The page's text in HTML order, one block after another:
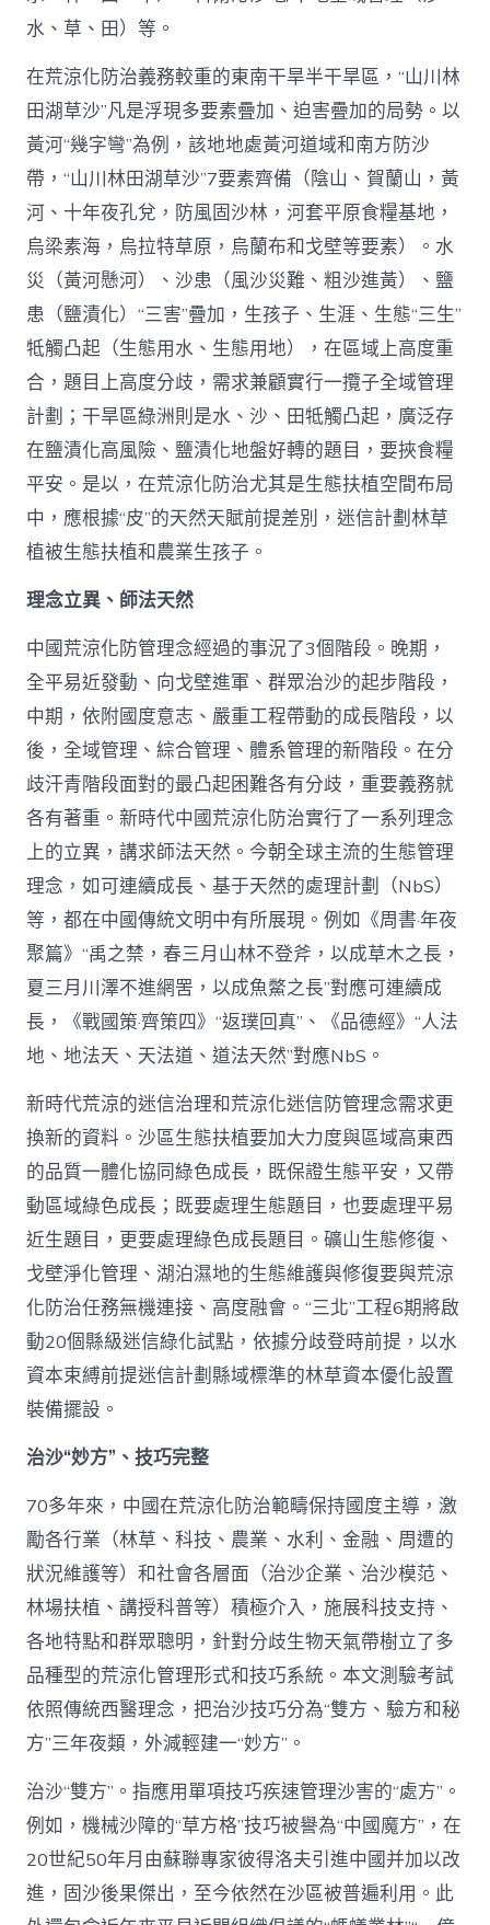
水、草、田）等。
在荒涼化防治義務較重的東南干旱半干旱區，“山川林
田湖草沙”凡是浮現多要素疊加、迫害疊加的局勢。以
黃河“幾字彎”為例，該地地處黃河道域和南方防沙
帶，“山川林田湖草沙”7要素齊備（陰山、賀蘭山，黃
河、十年夜孔兌，防風固沙林，河套平原食糧基地，
烏梁素海，烏拉特草原，烏蘭布和戈壁等要素）。水
災（黃河懸河）、沙患（風沙災難、粗沙進黃）、鹽
患（鹽漬化）“三害”疊加，生孩子、生涯、生態“三生”
牴觸凸起（生態用水、生態用地），在區域上高度重
合，題目上高度分歧，需求兼顧實行一攬子全域管理
計劃；干旱區綠洲則是水、沙、田牴觸凸起，廣泛存
在鹽漬化高風險、鹽漬化地盤好轉的題目，要挾食糧
平安。是以，在荒涼化防治尤其是生態扶植空間布局
中，應根據“皮”的天然天賦前提差別，迷信計劃林草
植被生態扶植和農業生孩子。
理念立異、師法天然
中國荒涼化防管理念經過的事況了3個階段。晚期，
全平易近發動、向戈壁進軍、群眾治沙的起步階段，
中期，依附國度意志、嚴重工程帶動的成長階段，以
後，全域管理、綜合管理、體系管理的新階段。在分
歧汗青階段面對的最凸起困難各有分歧，重要義務就
各有著重。新時代中國荒涼化防治實行了一系列理念
上的立異，講求師法天然。今朝全球主流的生態管理
理念，如可連續成長、基于天然的處理計劃（NbS）
等，都在中國傳統文明中有所展現。例如《周書·年夜
聚篇》“禹之禁，春三月山林不登斧，以成草木之長，
夏三月川澤不進網罟，以成魚鱉之長”對應可連續成
長，《戰國策·齊策四》“返璞回真”、《品德經》“人法
地、地法天、天法道、道法天然”對應NbS。
新時代荒涼的迷信治理和荒涼化迷信防管理念需求更
換新的資料。沙區生態扶植要加大力度與區域高東西
的品質一體化協同綠色成長，既保證生態平安，又帶
動區域綠色成長；既要處理生態題目，也要處理平易
近生題目，更要處理綠色成長題目。礦山生態修復、
戈壁淨化管理、湖泊濕地的生態維護與修復要與荒涼
化防治任務無機連接、高度融會。“三北”工程6期將啟
動20個縣級迷信綠化試點，依據分歧登時前提，以水
資本束縛前提迷信計劃縣域標準的林草資本優化設置
裝備擺設。
治沙“妙方”、技巧完整
70多年來，中國在荒涼化防治範疇保持國度主導，激
勵各行業（林草、科技、農業、水利、金融、周遭的
狀況維護等）和社會各層面（治沙企業、治沙模范、
林場扶植、講授科普等）積極介入，施展科技支持、
各地特點和群眾聰明，針對分歧生物天氣帶樹立了多
品種型的荒涼化管理形式和技巧系統。本文測驗考試
依照傳統西醫理念，把治沙技巧分為“雙方、驗方和秘
方”三年夜類，外減輕建一“妙方”。
治沙“雙方”。指應用單項技巧疾速管理沙害的“處方”。
例如，機械沙障的“草方格”技巧被譽為“中國魔方”，在
20世紀50年月由蘇聯專家彼得洛夫引進中國并加以改
進，固沙後果傑出，至今依然在沙區被普遍利用。此